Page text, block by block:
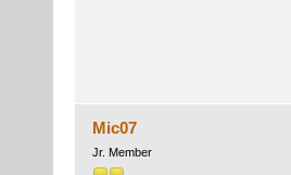
Mic07
Jr. Member